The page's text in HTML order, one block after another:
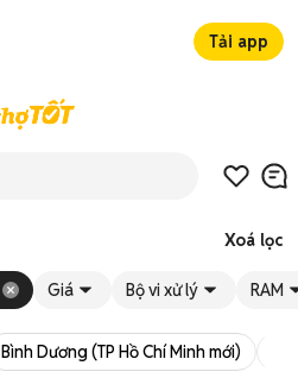
Tải app
Xoá lọc
Giá Bộ vi xử lý RAM
Bình Dương (TP Hồ Chí Minh mới)